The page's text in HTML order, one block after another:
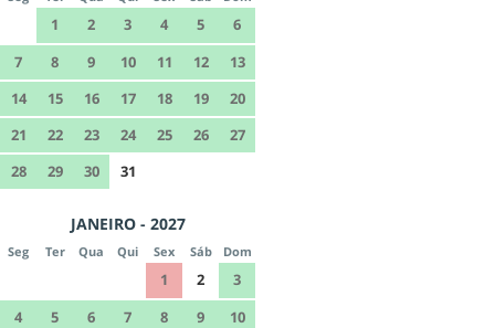
1 2 3 4 5
6
7
8 9 10 11 12
13
14
15 16 17 18 19
20
21
22 23 24 25 26
27
28
29 30 31
JANEIRO - 2027
Seg Ter Qua Qui Sex Sáb Dom
1 2
3
4
5 6 7 8 9
10